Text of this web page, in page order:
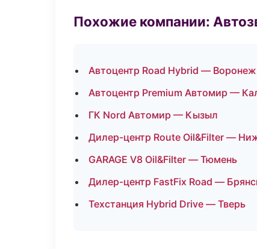
Похожие компании:
Автоцентр Road Hybrid — Воронеж
Автоцентр Premium Автомир —
ГК Nord Автомир — Кызыл
Дилер-центр Route Oil&Filter —
GARAGE V8 Oil&Filter — Тюмень
Дилер-центр FastFix Road —
Техстанция Hybrid Drive — Тверь